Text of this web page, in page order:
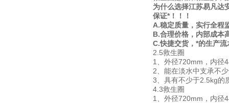
为什么选择江苏易凡达
保证*！！！
A.稳定质量，实行全程
B.合理价格，内部成本
C.快捷交货，*的生产
2.5救生圈
1、外径720mm，内径
2、能在淡水中支承不
3、具有不少于2.5kg的
4.3救生圈
1、外径720mm，内径